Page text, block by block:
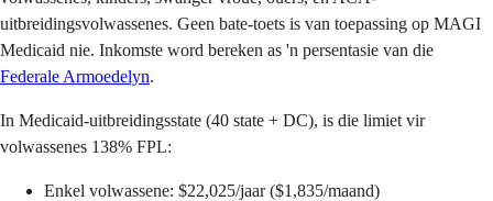
uitbreidingsvolwassenes. Geen bate-toets is van toepassing op MAGI
Medicaid nie. Inkomste word bereken as 'n persentasie van die
Federale Armoedelyn.
In Medicaid-uitbreidingsstate (40 state + DC), is die limiet vir
volwassenes 138% FPL:
Enkel volwassene: $22,025/jaar ($1,835/maand)